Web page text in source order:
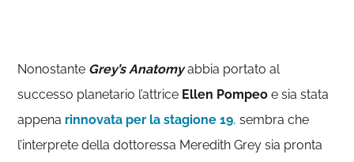
Nonostante Grey’s Anatomyabbia portato al
successo planetario l’attrice Ellen Pompeo e sia stata
appena rinnovata per la stagione 19, sembra che
l’interprete della dottoressa Meredith Grey sia pronta